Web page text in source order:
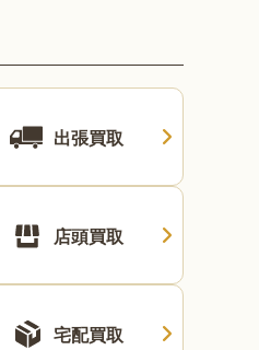
出張買取
店頭買取
宅配買取